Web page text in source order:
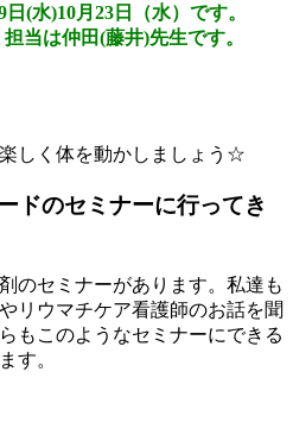
(水)10月23日（水）です。
当は仲田(藤井)先生です。
しく体を動かしましょう☆
のセミナーに行ってき
のセミナーがあります。私達も
リウマチケア看護師のお話を聞
もこのようなセミナーにできる
す。